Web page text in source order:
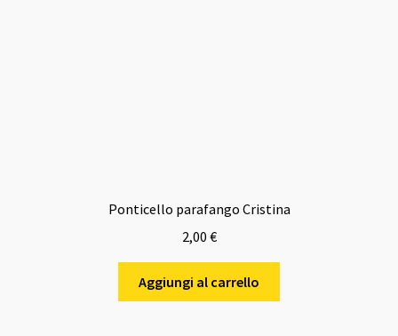
Ponticello parafango Cristina
2,00 €
Aggiungi al carrello